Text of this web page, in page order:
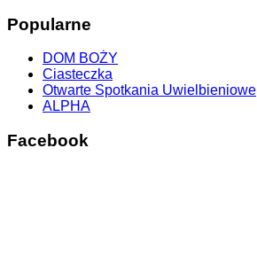
Popularne
DOM BOŻY
Ciasteczka
Otwarte Spotkania Uwielbieniowe
ALPHA
Facebook